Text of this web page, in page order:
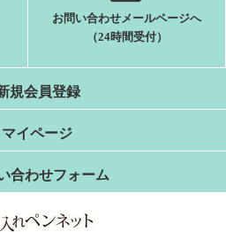
お問い合わせメールページへ
（24時間受付）
規会員登録
マイページ
合わせフォーム